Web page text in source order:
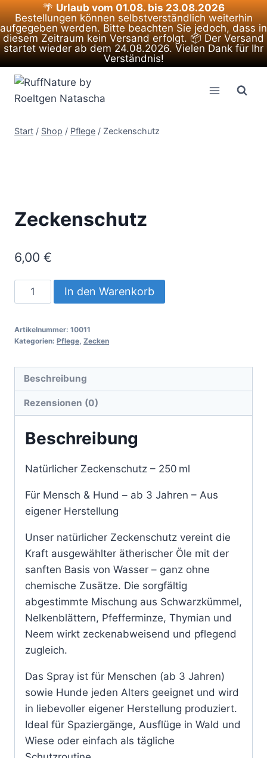
🌴Urlaub vom 01.08. bis 23.08.2026
Bestellungen können selbstverständlich weiterhin
aufgegeben werden. Bitte beachten Sie jedoch, dass in
diesem Zeitraum kein Versand erfolgt. 📦 Der Versand
startet wieder ab dem 24.08.2026. Vielen Dank für Ihr
Verständnis!
Zum
springen
Start / Shop / Pflege / Zeckenschutz
Zeckenschutz
6,00 €
Zeckenschutz
Menge
In den Warenkorb
Artikelnummer: 10011
Kategorien: Pflege Zecken
Beschreibung
Rezensionen (0)
Beschreibung
Natürlicher Zeckenschutz – 250 ml
Für Mensch & Hund – ab 3 Jahren – Aus
eigener Herstellung
Unser natürlicher Zeckenschutz vereint die
Kraft ausgewählter ätherischer Öle mit der
sanften Basis von Wasser – ganz ohne
chemische Zusätze. Die sorgfältig
abgestimmte Mischung aus Schwarzkümmel,
Nelkenblättern, Pfefferminze, Thymian und
Neem wirkt zeckenabweisend und pflegend
zugleich.
Das Spray ist für Menschen (ab 3 Jahren)
sowie Hunde jeden Alters geeignet und wird
in liebevoller eigener Herstellung produziert.
Ideal für Spaziergänge, Ausflüge in Wald und
Wiese oder einfach als tägliche